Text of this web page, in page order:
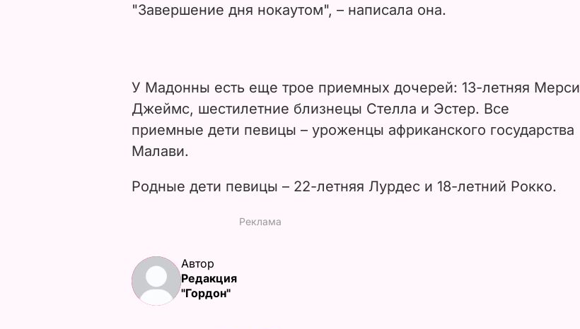
e
o
"Завершение дня нокаутом", – написала она.
У Мадонны есть еще трое приемных дочерей: 13-летняя Мерси
Джеймс, шестилетние близнецы Стелла и Эстер. Все
приемные дети певицы – уроженцы африканского государства
Малави.
Родные дети певицы – 22-летняя Лурдес и 18-летний Рокко.
Автор
Редакция
"Гордон"